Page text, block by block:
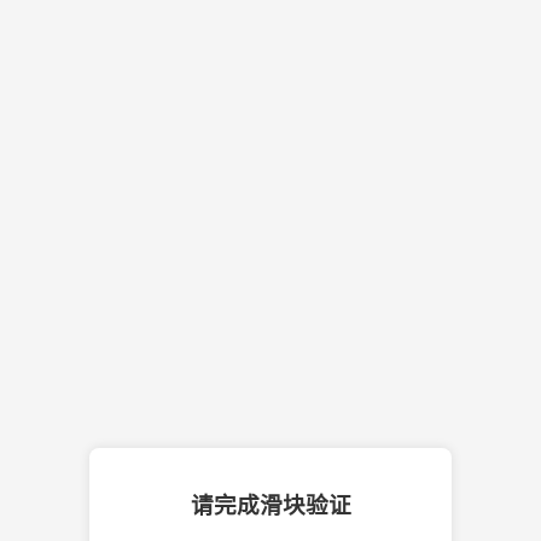
请完成滑块验证